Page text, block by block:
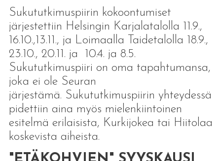
Sukututkimuspiirin kokoontumiset
järjestettiin Helsingin Karjalatalolla 11.9.,
16.10.,13.11., ja Loimaalla Taidetalolla 18.9.,
23.10., 20.11. ja 10.4. ja 8.5.
Sukututkimuspiiri on oma tapahtumansa,
joka ei ole Seuran
järjestämä. Sukututkimuspiirin yhteydessä
pidettiin aina myös mielenkiintoinen
esitelmä erilaisista, Kurkijokea tai Hiitolaa
koskevista aiheista.